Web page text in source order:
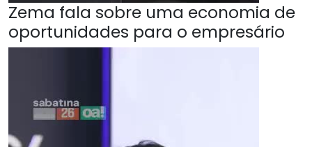
Zema fala sobre uma economia de
oportunidades para o empresário